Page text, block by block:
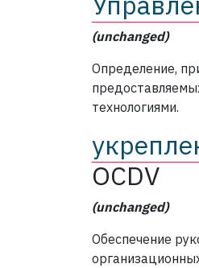
(unchanged)
Определение,
технологиями.
OCDV
(unchanged)
Обеспечение